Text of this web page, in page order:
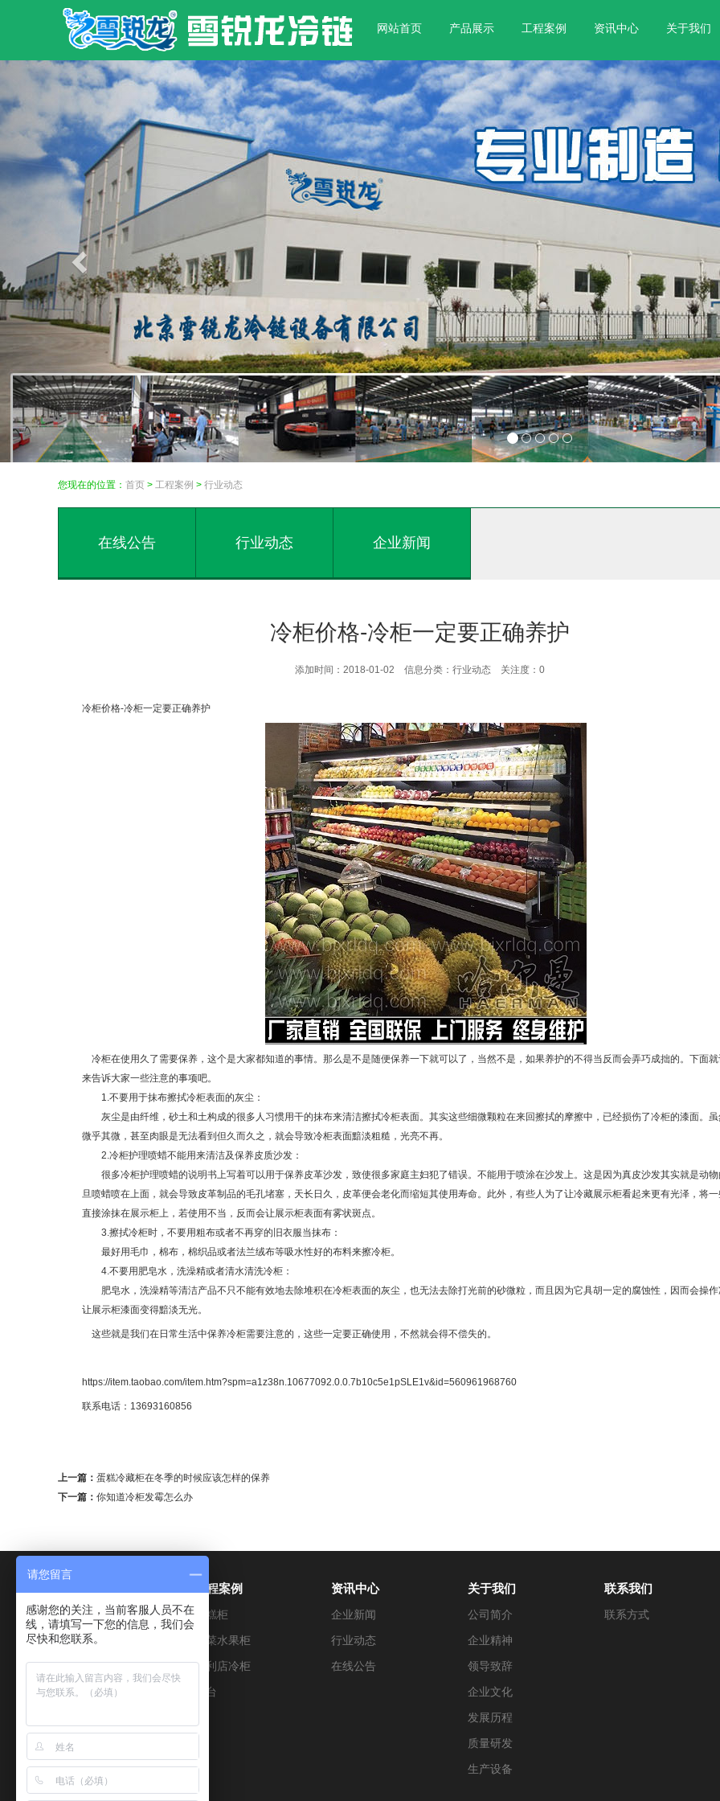
网站首页 产品展示 工程案例 资讯中心 关于我们
您现在的位置： 首页 > 工程案例 > 行业动态
在线公告 行业动态 企业新闻
冷柜价格-冷柜一定要正确养护
添加时间：2018-01-02 信息分类：行业动态 关注度： 0
冷柜价格-冷柜一定要正确养护
冷柜在使用久了需要保养，这个是大家都知道的事情。那么是不是随便保养一下就可以了，当然不是，如果养护的不得当反而会弄巧成拙的。下面
来告诉大家一些注意的事项吧。
1.不要用于抹布擦拭冷柜表面的灰尘：
灰尘是由纤维，砂土和土构成的很多人习惯用干的抹布来清洁擦拭冷柜表面。其实这些细微颗粒在来回擦拭的摩擦中，已经损伤了冷柜的漆面。
微乎其微，甚至肉眼是无法看到但久而久之，就会导致冷柜表面黯淡粗糙，光亮不再。
2.冷柜护理喷蜡不能用来清洁及保养皮质沙发：
很多冷柜护理喷蜡的说明书上写着可以用于保养皮革沙发，致使很多家庭主妇犯了错误。不能用于喷涂在沙发上。这是因为真皮沙发其实就是动
旦喷蜡喷在上面，就会导致皮革制品的毛孔堵塞，天长日久，皮革便会老化而缩短其使用寿命。此外，有些人为了让冷藏展示柜看起来更有光泽，将
直接涂抹在展示柜上，若使用不当，反而会让展示柜表面有雾状斑点。
3.擦拭冷柜时，不要用粗布或者不再穿的旧衣服当抹布：
最好用毛巾，棉布，棉织品或者法兰绒布等吸水性好的布料来擦冷柜。
4.不要用肥皂水，洗澡精或者清水清洗冷柜：
肥皂水，洗澡精等清洁产品不只不能有效地去除堆积在冷柜表面的灰尘，也无法去除打光前的砂微粒，而且因为它具胡一定的腐蚀性，因而会操
让展示柜漆面变得黯淡无光。
这些就是我们在日常生活中保养冷柜需要注意的，这些一定要正确使用，不然就会得不偿失的。
https://item.taobao.com/item.htm?spm=a1z38n.10677092.0.0.7b10c5e1pSLE1v&id=560961968760
联系电话：13693160856
上一篇： 蛋糕冷藏柜在冬季的时候应该怎样的保养
下一篇： 你知道冷柜发霉怎么办
超市冷藏设备
烘焙设备
便利店设备
餐饮设备
医用冷柜
其它制冷设备
工程案例
蛋糕柜
蔬菜水果柜
便利店冷柜
冰台
资讯中心
企业新闻
行业动态
在线公告
关于我们
公司简介
企业精神
领导致辞
企业文化
发展历程
质量研发
生产设备
联系我们
联系方式
请您留言
感谢您的关注，当前客服人员不在
线，请填写一下您的信息，我们会
尽快和您联系。